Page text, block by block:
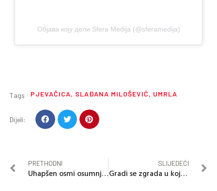
Објава коју дели Sfera Medija (@sferamedija)
Tags PJEVAČICA, SLAĐANA MILOŠEVIĆ, UMRLA
Dijeli:
PRETHODNI
Uhapšen osmi osumnjičeni u vezi sa napadom u Moskvi
SLIJEDEĆI
Gradi se zgrada u kojoj kvadrat košta 25.000 evra